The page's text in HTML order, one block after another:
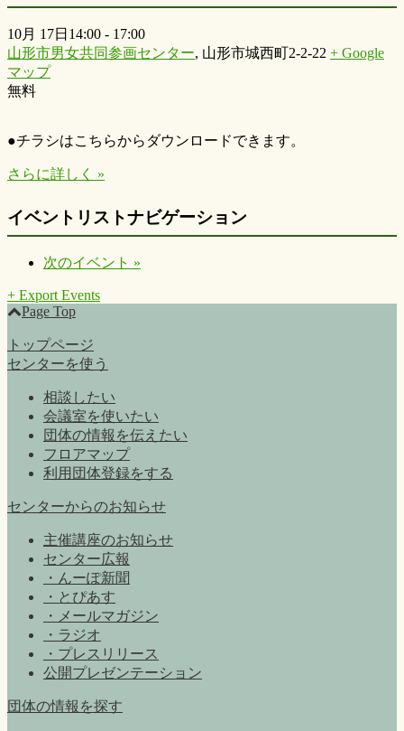
10月 17日14:00 - 17:00
山形市男女共同参画センター, 山形市城西町2-2-22 + Google
マップ
無料
●チラシはこちらからダウンロードできます。
さらに詳しく »
イベントリストナビゲーション
次のイベント »
+ Export Events
Page Top
トップページ
センターを使う
相談したい
会議室を使いたい
団体の情報を伝えたい
フロアマップ
利用団体登録をする
センターからのお知らせ
主催講座のお知らせ
センター広報
・んーぽ新聞
・とぴあす
・メールマガジン
・ラジオ
・プレスリリース
公開プレゼンテーション
団体の情報を探す